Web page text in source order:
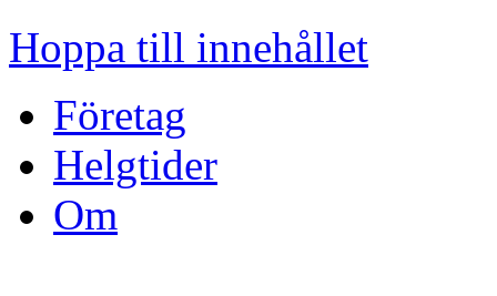
Hoppa till innehållet
Företag
Helgtider
Om